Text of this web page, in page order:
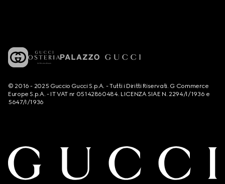
© 2016 - 2025 Guccio Gucci S.p.A. - Tutti i Diritti Riservati. G Commerce
Europe S.p.A. - IT VAT nr 05142860484. LICENZA SIAE N. 2294/I/1936 e
5647/I/1936